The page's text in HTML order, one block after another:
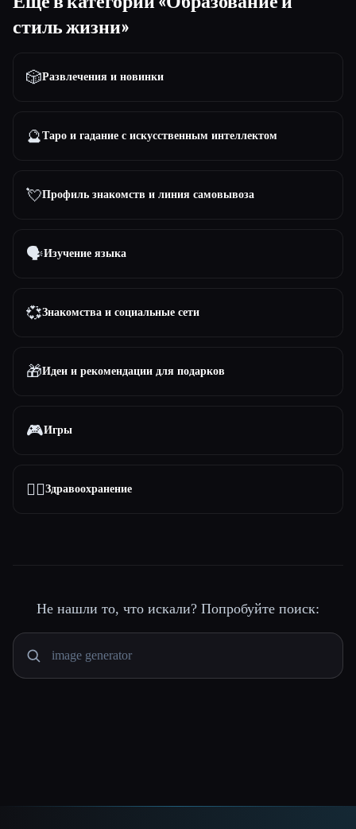
стиль жизни»
🎲Развлечения и новинки
🔮Таро и гадание с искусственным интеллектом
💘Профиль знакомств и линия самовывоза
🗣️Изучение языка
💞Знакомства и социальные сети
🎁Идеи и рекомендации для подарков
🎮Игры
👩‍⚕️Здравоохранение
Не нашли то, что искали? Попробуйте поиск: